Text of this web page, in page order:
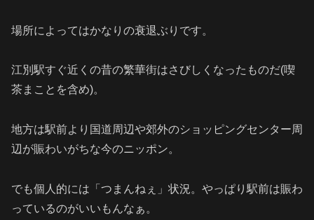
場所によってはかなりの衰退ぶりです。
江別駅すぐ近くの昔の繁華街はさびしくなったものだ(喫
茶まことを含め)。
地方は駅前より国道周辺や郊外のショッピングセンター周
辺が賑わいがちな今のニッポン。
でも個人的には「つまんねぇ」状況。やっぱり駅前は賑わ
っているのがいいもんなぁ。